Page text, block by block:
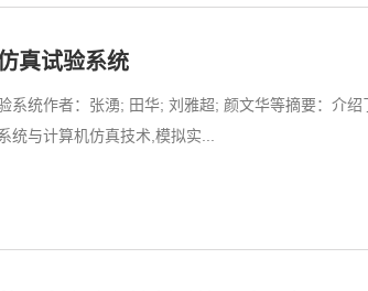
真试验系统
系统作者：张湧; 田华; 刘雅超; 颜文华等摘要：介
统与计算机仿真技术,模拟实...